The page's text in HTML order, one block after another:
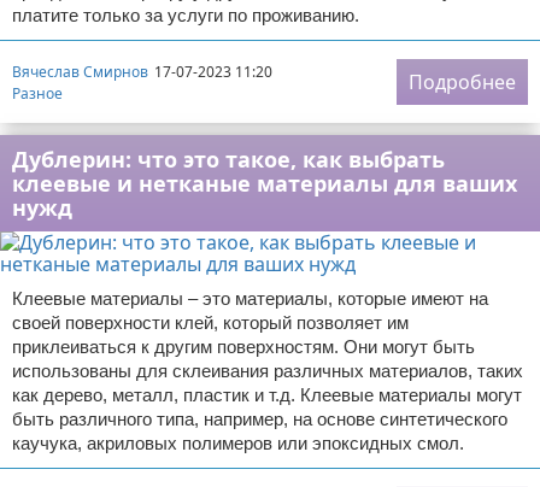
платите только за услуги по проживанию.
Вячеслав Смирнов 17-07-2023 11:20
Разное
Подробнее
Дублерин: что это такое, как выбрать
клеевые и нетканые материалы для ваших
нужд
Клеевые материалы – это материалы, которые имеют на
своей поверхности клей, который позволяет им
приклеиваться к другим поверхностям. Они могут быть
использованы для склеивания различных материалов, таких
как дерево, металл, пластик и т.д. Клеевые материалы могут
быть различного типа, например, на основе синтетического
каучука, акриловых полимеров или эпоксидных смол.